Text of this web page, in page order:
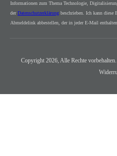
Informationen zum Thema Technologie,
derDatenschutzerklärung beschrieben. Ich kann
Abmeldelink abbestellen, der in jeder E-Mail
Copyright 2026, Alle Rechte vorbehalten.